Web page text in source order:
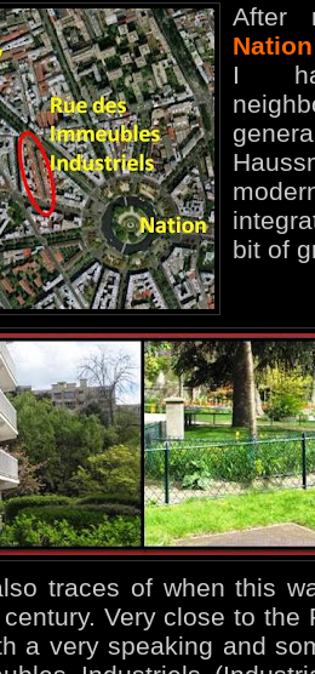
Nation
I
bit of
traces of when this
Very close to the
a very speaking and